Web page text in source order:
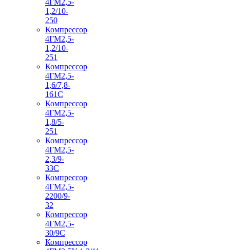
1,2/10-
250
Компрессор
4ГМ2,5-
1,2/10-
251
Компрессор
4ГМ2,5-
1,6/7,8-
161С
Компрессор
4ГМ2,5-
1,8/5-
251
Компрессор
4ГМ2,5-
2,3/9-
33С
Компрессор
4ГМ2,5-
2200/9-
32
Компрессор
4ГМ2,5-
30/9С
Компрессор